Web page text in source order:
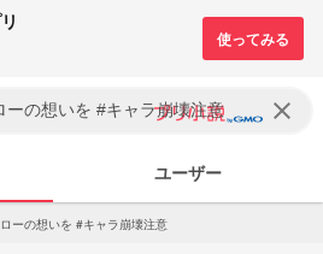
clear
ユーザー
ーの想いを #キャラ崩壊注意